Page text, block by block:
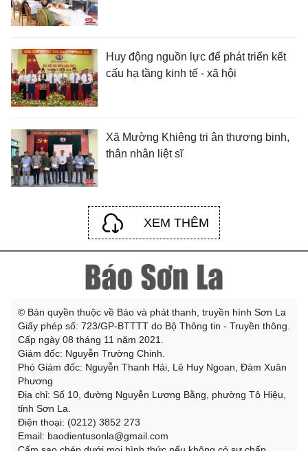
Huy động nguồn lực để phát triển kết
cấu hạ tầng kinh tế - xã hội
Xã Mường Khiêng tri ân thương binh,
thân nhân liệt sĩ
XEM THÊM
© Bản quyền thuộc về Báo và phát thanh, truyền hình Sơn La
Giấy phép số: 723/GP-BTTTT do Bộ Thông tin - Truyền thông.
Cấp ngày 08 tháng 11 năm 2021.
Giám đốc: Nguyễn Trường Chinh.
Phó Giám đốc: Nguyễn Thanh Hải, Lê Huy Ngoan, Đàm Xuân
Phương
Địa chỉ: Số 10, đường Nguyễn Lương Bằng, phường Tô Hiệu,
tỉnh Sơn La.
Điện thoại: (0212) 3852 273
Email: baodientusonla@gmail.com